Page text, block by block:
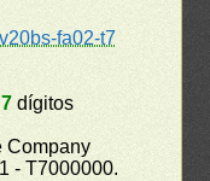
fa02-t7
7 dígitos
Company
- T7000000.